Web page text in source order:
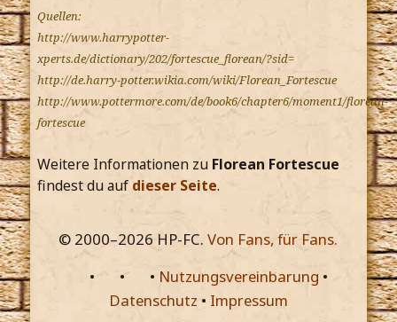
Quellen:
http://www.harrypotter-
xperts.de/dictionary/202/fortescue_florean/?sid=
http://de.harry-potter.wikia.com/wiki/Florean_Fortescue
http://www.pottermore.com/de/book6/chapter6/moment1/florean-
fortescue
Weitere Informationen zu Florean Fortescue
findest du auf dieser Seite.
© 2000–2026 HP-FC.Von Fans, für Fans.
•
• • Nutzungsvereinbarung •
Datenschutz • Impressum